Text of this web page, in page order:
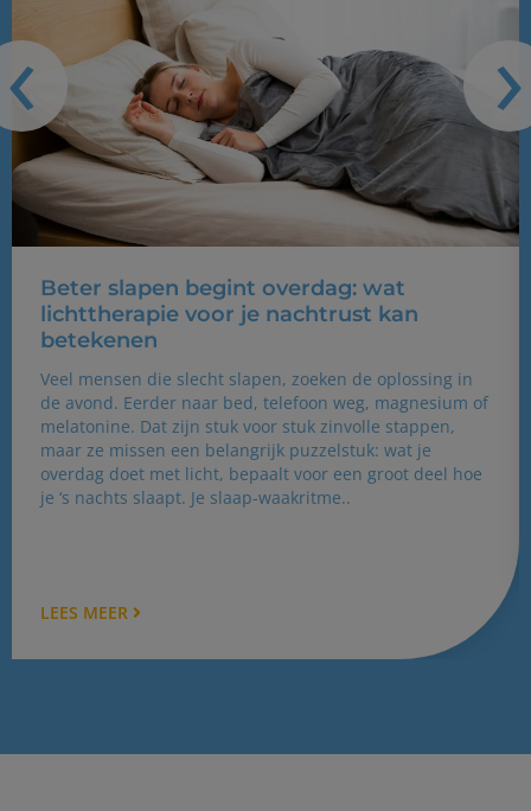
Beter slapen begint overdag: wat
lichttherapie voor je nachtrust kan
betekenen
Veel mensen die slecht slapen, zoeken de oplossing in
de avond. Eerder naar bed, telefoon weg, magnesium of
melatonine. Dat zijn stuk voor stuk zinvolle stappen,
maar ze missen een belangrijk puzzelstuk: wat je
overdag doet met licht, bepaalt voor een groot deel hoe
je ‘s nachts slaapt. Je slaap-waakritme..
LEES MEER
‹ ›